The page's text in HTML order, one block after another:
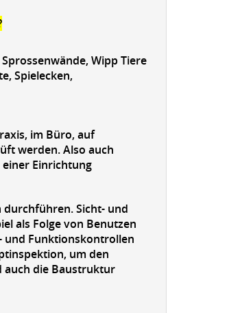
Wipp Tiere
Spielecken,
im Büro, auf
werden. Also auch
Einrichtung
durchführen. Sicht- und
als Folge von Benutzen
und Funktionskontrollen
um den
auch die Baustruktur